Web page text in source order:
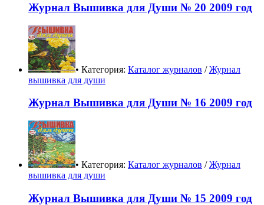
Журнал Вышивка для Души № 20 2009 год
• Категория: Каталог журналов /Журнал
вышивка для души
Журнал Вышивка для Души № 16 2009 год
• Категория: Каталог журналов /Журнал
вышивка для души
Журнал Вышивка для Души № 15 2009 год